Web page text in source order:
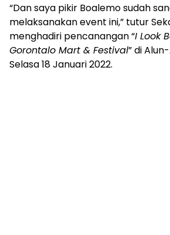
“Dan saya pikir Boalemo sudah
melaksanakan event ini,” tutur
menghadiri pencanangan “I Look
Gorontalo Mart & Festival” di
Selasa 18 Januari 2022.